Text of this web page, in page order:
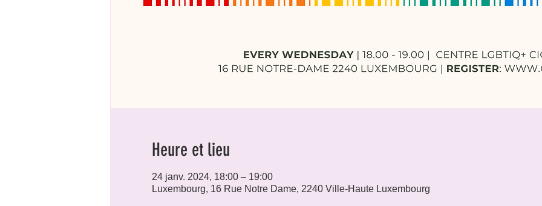
Heure et lieu
24 janv. 2024, 18:00 – 19:00
Luxembourg, 16 Rue Notre Dame, 2240 Ville-Haute Luxembourg